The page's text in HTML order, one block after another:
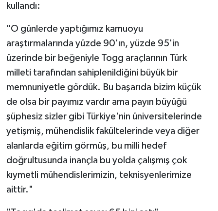
kullandı:
"O günlerde yaptığımız kamuoyu
araştırmalarında yüzde 90'ın, yüzde 95'in
üzerinde bir beğeniyle Togg araçlarının Türk
milleti tarafından sahiplenildiğini büyük bir
memnuniyetle gördük. Bu başarıda bizim küçük
de olsa bir payımız vardır ama payın büyüğü
şüphesiz sizler gibi Türkiye'nin üniversitelerinde
yetişmiş, mühendislik fakültelerinde veya diğer
alanlarda eğitim görmüş, bu milli hedef
doğrultusunda inançla bu yolda çalışmış çok
kıymetli mühendislerimizin, teknisyenlerimize
aittir."